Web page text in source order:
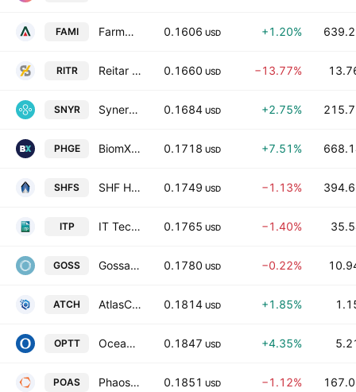
FAMI Farmmi, Inc. Class A 0.1606 USD +1.20%
RITR Reitar Logtech Holdings Limited Class A 0.1660 USD −13.77%
SNYR Synergy CHC Corp. 0.1684 USD +2.75%
PHGE BiomX Inc. 0.1718 USD +7.51%
SHFS SHF Holdings Inc Class A 0.1749 USD −1.13%
ITP IT Tech Packaging, Inc. 0.1765 USD −1.40%
GOSS Gossamer Bio, Inc. 0.1780 USD −0.22%
ATCH AtlasClear Holdings, Inc. 0.1814 USD +1.85%
OPTT Ocean Power Technologies, Inc. 0.1847 USD +4.35%
POAS Phaos Technology Holdings (Cayman) Ltd. Class A 0.1851 USD −1.12%